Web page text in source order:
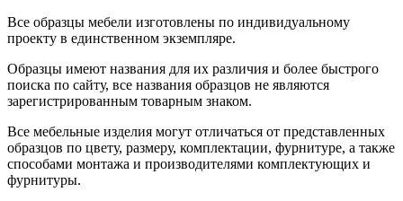
Все образцы мебели изготовлены по индивидуальному
проекту в единственном экземпляре.
Образцы имеют названия для их различия и более быстрого
поиска по сайту, все названия образцов не являются
зарегистрированным товарным знаком.
Все мебельные изделия могут отличаться от представленных
образцов по цвету, размеру, комплектации, фурнитуре, а также
способами монтажа и производителями комплектующих и
фурнитуры.